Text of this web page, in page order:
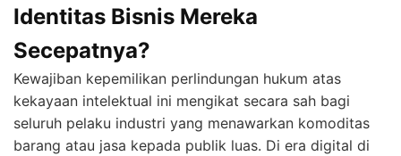
Identitas Bisnis Mereka
Secepatnya?
Kewajiban kepemilikan perlindungan hukum atas
kekayaan intelektual ini mengikat secara sah bagi
seluruh pelaku industri yang menawarkan komoditas
barang atau jasa kepada publik luas. Di era digital di